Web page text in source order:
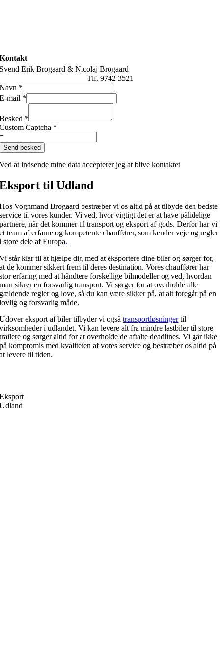
Kontakt
Svend Erik Brogaard & Nicolaj Brogaard
Tlf. 9742 3521
Navn *
E-mail *
Besked *
Custom Captcha *
=
Send besked
Ved at indsende mine data accepterer jeg at blive kontaktet
Eksport til Udland
Hos Vognmand Brogaard bestræber vi os altid på at tilbyde den bedste
service til vores kunder. Vi ved, hvor vigtigt det er at have pålidelige
partnere, når det kommer til transport og eksport af gods. Derfor har vi
et team af erfarne og kompetente chauffører, som kender veje og regler
i store dele af Europa.
Vi står klar til at hjælpe dig med at eksportere dine biler og sørger for,
at de kommer sikkert frem til deres destination. Vores chauffører har
stor erfaring med at håndtere forskellige bilmodeller og ved, hvordan
man sikrer en forsvarlig transport. Vi sørger for at overholde alle
gældende regler og love, så du kan være sikker på, at alt foregår på en
lovlig og forsvarlig måde.
Udover eksport af biler tilbyder vi ogsåtransportløsningertil
virksomheder i udlandet. Vi kan levere alt fra mindre lastbiler til store
trailere og sørger altid for at overholde de aftalte deadlines. Vi går ikke
på kompromis med kvaliteten af vores service og bestræber os altid på
at levere til tiden.
Eksport
Udland